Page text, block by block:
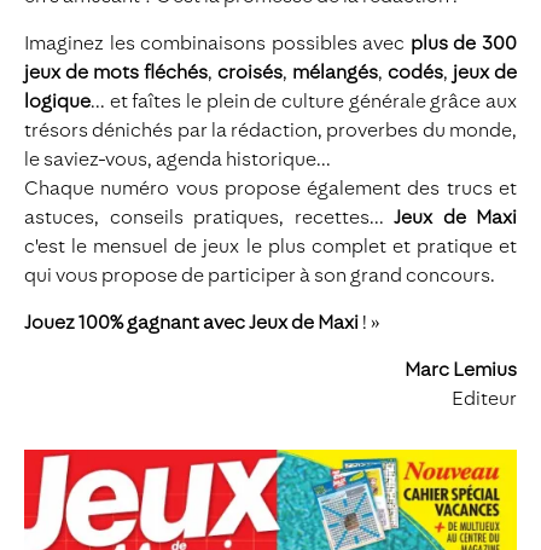
Imaginez les combinaisons possibles avec plus de 300
jeux de mots fléchés, croisés, mélangés, codés, jeux de
logique... et faîtes le plein de culture générale grâce aux
trésors dénichés par la rédaction, proverbes du monde,
le saviez-vous, agenda historique...
Chaque numéro vous propose également des trucs et
astuces, conseils pratiques, recettes... Jeux de Maxi
c'est le mensuel de jeux le plus complet et pratique et
qui vous propose de participer à son grand concours.
Jouez 100% gagnant avec Jeux de Maxi ! »
Marc Lemius
Editeur